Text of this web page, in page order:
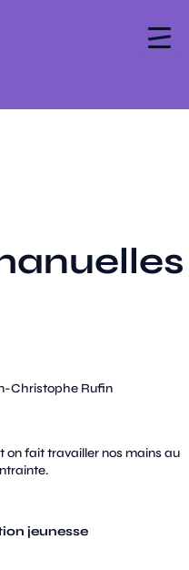
Christophe Rufin
on fait travailler nos mains au
jeunesse